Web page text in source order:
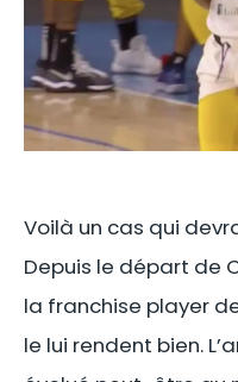
Voilà un cas qui
Depuis le départ de
la franchise player
le lui rendent bien.